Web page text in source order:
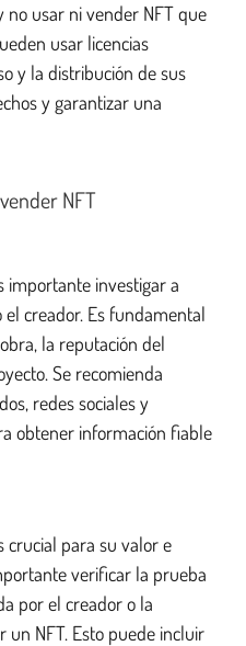
no usar ni vender NFT que
usar licencias
y la distribución de sus
y garantizar una
NFT
importante investigar a
creador. Es fundamental
la reputación del
Se recomienda
redes sociales y
obtener información fiable
crucial para su valor e
verificar la prueba
por el creador o la
NFT. Esto puede incluir